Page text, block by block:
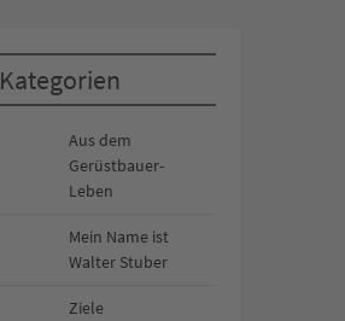
Kategorien
Aus dem
Gerüstbauer-
Leben
Mein Name ist
Walter Stuber
Ziele